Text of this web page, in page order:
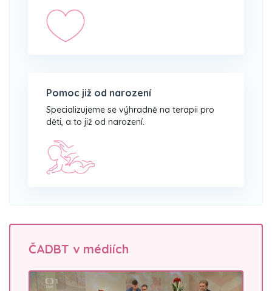
Pomoc již od narození
Specializujeme se výhradně na terapii pro
děti, a to již od narození.
ČADBT v médiích